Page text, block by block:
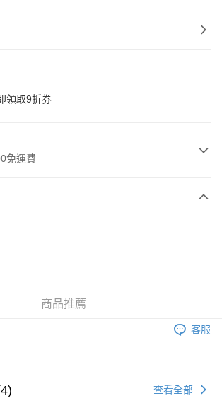
領取9折券
免運費
或以上免運費
或以上免運費
商品推薦
客服
查看全部